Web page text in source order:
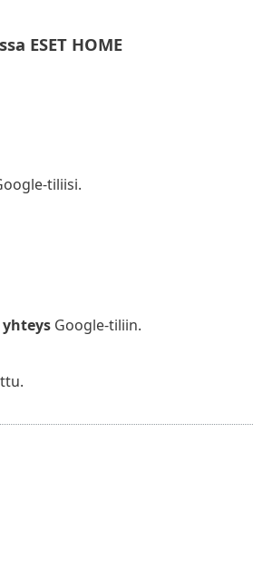
ESET HOME
tiliisi.
Google-tiliin.